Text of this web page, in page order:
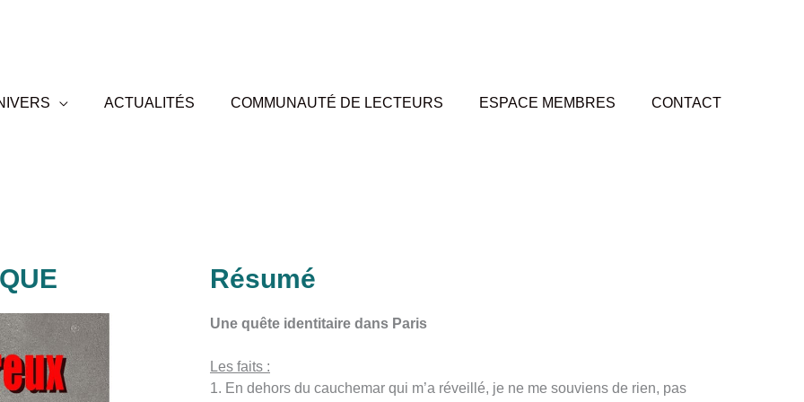
ACTUALITÉS COMMUNAUTÉ DE LECTEURS ESPACE MEMBRES CONTACT
Résumé
Une quête identitaire dans Paris
Les faits :
1. En dehors du cauchemar qui m’a réveillé, je ne me souviens de rien, pas